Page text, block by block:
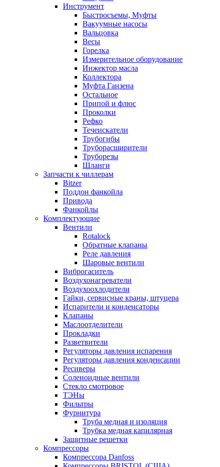
Инструмент
Быстросъемы, Муфты
Вакуумные насосы
Вальцовка
Весы
Горелка
Измерительное оборудование
Инжектор масла
Коллектора
Муфта Ганзена
Остальное
Припой и флюс
Проколки
Рефко
Течеискатели
Трубогибы
Труборасширители
Труборезы
Шланги
Запчасти к чиллерам
Bitzer
Поддон фанкойла
Привода
Фанкойлы
Комплектующие
Вентили
Rotalock
Обратные клапаны
Реле давления
Шаровые вентили
Виброгаситель
Воздухонагреватели
Воздухоохлодители
Гайки, сервисные краны, штуцера
Испарители и конденсаторы
Клапаны
Маслоотделители
Прокладки
Разветвители
Регуляторы давления испарения
Регуляторы давления конденсации
Ресиверы
Соленоидные вентили
Стекло смотровое
ТЭНы
Фильтры
Фурнитура
Труба медная и изоляция
Трубка медная капилярная
Защитные решетки
Компрессоры
Компрессора Danfoss